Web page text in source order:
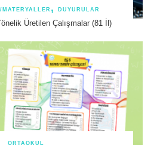
DUYURULAR
Üretilen Çalışmalar (81 İl)
ORTAOKUL